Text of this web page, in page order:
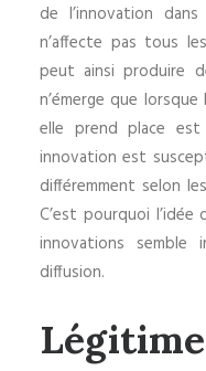
de l’innovation dans
n’affecte pas tous
peut ainsi produire
n’émerge que
elle prend place
innovation est
différemment selon
C’est pourquoi
innovations semble
diffusion.